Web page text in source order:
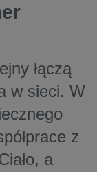
łączą
w sieci. W
z
a